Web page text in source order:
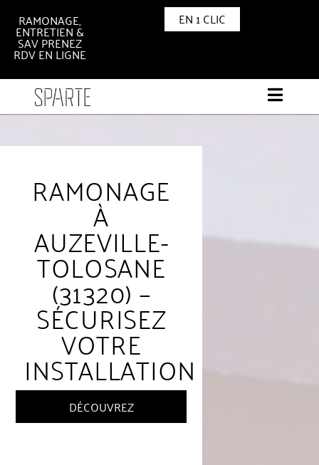
RAMONAGE,
ENTRETIEN &
SAV PRENEZ
RDV EN LIGNE
EN 1 CLIC
RAMONAGE
À
AUZEVILLE-
TOLOSANE
(31320) –
SÉCURISEZ
VOTRE
INSTALLATION
DÉCOUVREZ